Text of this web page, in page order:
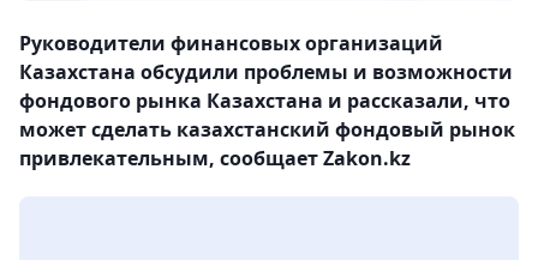
Руководители финансовых организаций
Казахстана обсудили проблемы и возможности
фондового рынка Казахстана и рассказали, что
может сделать казахстанский фондовый рынок
привлекательным, сообщает Zakon.kz